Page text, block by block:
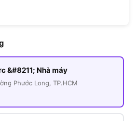
&#8211; Nhà máy
Phước Long, TP.HCM